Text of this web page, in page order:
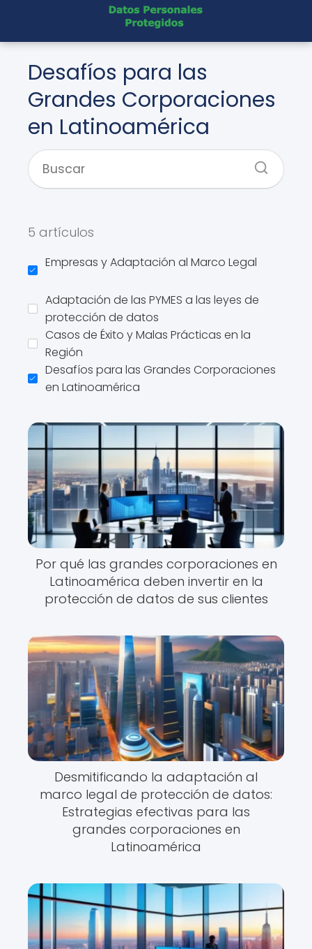
Desafíos para las
Grandes Corporaciones
en Latinoamérica
5 artículos
Empresas y Adaptación al Marco Legal
Adaptación de las PYMES a las leyes de
protección de datos
Casos de Éxito y Malas Prácticas en la
Región
Desafíos para las Grandes Corporaciones
en Latinoamérica
Por qué las grandes corporaciones en
Latinoamérica deben invertir en la
protección de datos de sus clientes
Desmitificando la adaptación al
marco legal de protección de datos:
Estrategias efectivas para las
grandes corporaciones en
Latinoamérica